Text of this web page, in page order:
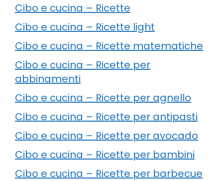
Cibo e cucina – Ricette
Cibo e cucina – Ricette light
Cibo e cucina – Ricette matematiche
Cibo e cucina – Ricette per
abbinamenti
Cibo e cucina – Ricette per agnello
Cibo e cucina – Ricette per antipasti
Cibo e cucina – Ricette per avocado
Cibo e cucina – Ricette per bambini
Cibo e cucina – Ricette per barbecue